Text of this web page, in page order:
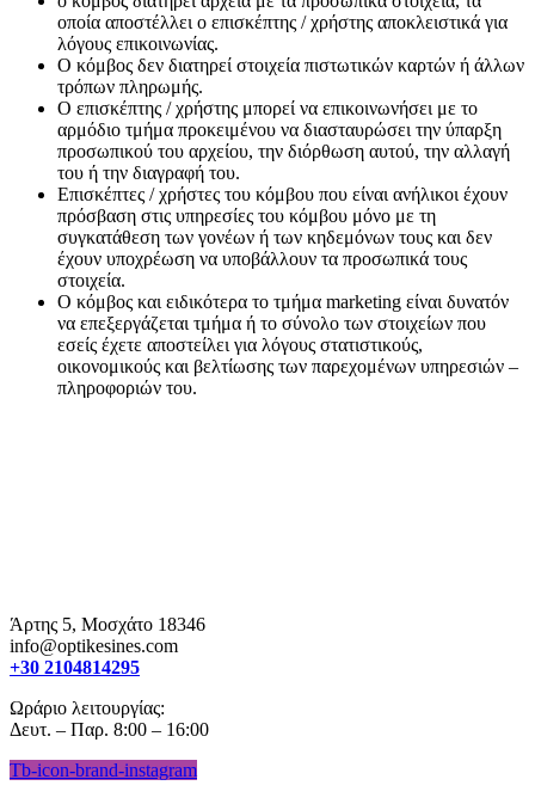
οποία αποστέλλει ο επισκέπτης / χρήστης αποκλειστικά για
λόγους επικοινωνίας.
Ο κόμβος δεν διατηρεί στοιχεία πιστωτικών καρτών ή άλλων
τρόπων πληρωμής.
Ο επισκέπτης / χρήστης μπορεί να επικοινωνήσει με το
αρμόδιο τμήμα προκειμένου να διασταυρώσει την ύπαρξη
προσωπικού του αρχείου, την διόρθωση αυτού, την αλλαγή
του ή την διαγραφή του.
Επισκέπτες / χρήστες του κόμβου που είναι ανήλικοι έχουν
πρόσβαση στις υπηρεσίες του κόμβου μόνο με τη
συγκατάθεση των γονέων ή των κηδεμόνων τους και δεν
έχουν υποχρέωση να υποβάλλουν τα προσωπικά τους
στοιχεία.
O κόμβος και ειδικότερα το τμήμα marketing είναι δυνατόν
να επεξεργάζεται τμήμα ή το σύνολο των στοιχείων που
εσείς έχετε αποστείλει για λόγους στατιστικούς,
οικονομικούς και βελτίωσης των παρεχομένων υπηρεσιών –
πληροφοριών του.
Άρτης 5, Μοσχάτο 18346
info@optikesines.com
+30 2104814295
Ωράριο λειτουργίας:
Δευτ. – Παρ. 8:00 – 16:00
Tb-icon-brand-instagram